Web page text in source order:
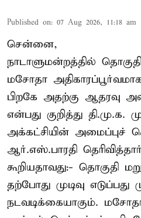
Published on: 07 Aug 2026, 11:18 am
சென்னை,
நாடாளுமன்றத்தில்
மசோதா
பிறகே அதற்கு ஆதரவு
என்பது குறித்து தி.மு.க.
அக்கட்சியின் அமைப்புச்
ஆர்.எஸ்.பாரதி
கூறியதாவது:- தொகுதி
தற்போது முடிவு எடுப்பது
நடவடிக்கையாகும்.